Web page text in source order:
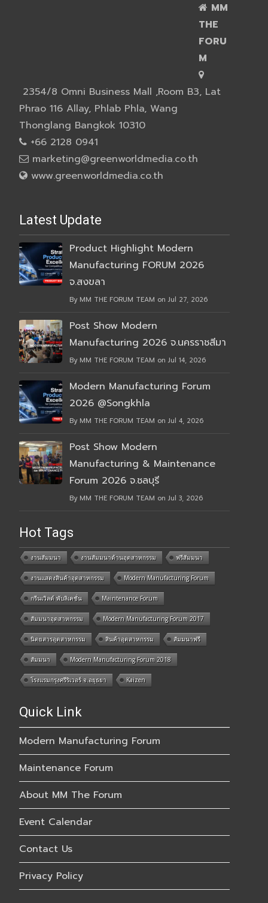
MM
THE
FORU
M
2354/8 Omni Business Mall ,Room B3, Lat
Phrao 116 Allay, Phlab Phla, Wang
Thonglang Bangkok 10310
+66 2128 0941
marketing@greenworldmedia.co.th
www.greenworldmedia.co.th
Latest Update
Product Highlight Modern
Manufacturing FORUM 2026
จ.สงขลา
By MM THE FORUM TEAM on Jul 27, 2026
Post Show Modern
Manufacturing 2026 จ.นครราชสีมา
By MM THE FORUM TEAM on Jul 14, 2026
Modern Manufacturing Forum
2026 @Songkhla
By MM THE FORUM TEAM on Jul 4, 2026
Post Show Modern
Manufacturing & Maintenance
Forum 2026 จ.ชลบุรี
By MM THE FORUM TEAM on Jul 3, 2026
Hot Tags
งานสัมมนา งานสัมมนาด้านอุตสาหกรรม ฟรีสัมมนา
งานแสดงสินค้าอุตสาหกรรม Modern Manufacturing Forum
กรีนเวิลด์ พับลิเคชั่น Maintenance Forum
สัมมนาอุตสาหกรรม Modern Manufacturing Forum 2017
นิตยสารอุตสาหกรรม สินค้าอุตสาหกรรม สัมมนาฟรี
สัมมนา Modern Manufacturing Forum 2018
โรงแรมกรุงศรีริเวอร์ จ.อยุธยา Kaizen
Quick Link
Modern Manufacturing Forum
Maintenance Forum
About MM The Forum
Event Calendar
Contact Us
Privacy Policy